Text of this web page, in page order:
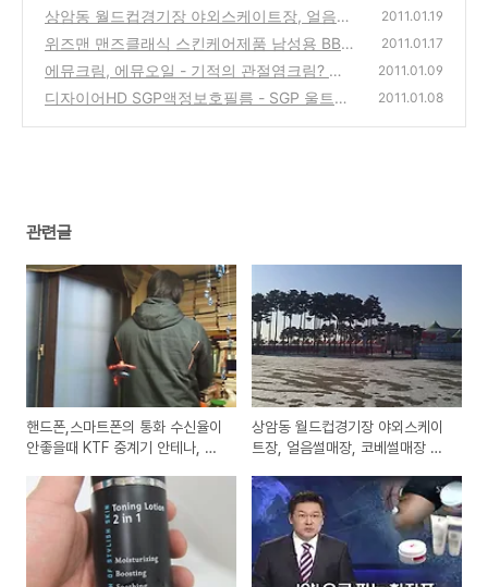
TF 중계기 안테나, 신청 설치해보는 방법
(0)
상암동 월드컵경기장 야외스케이트장, 얼음썰
매장, 코베썰매장 개장
(0)
2011.01.19
위즈맨 맨즈클래식 스킨케어제품 남성용 BB크
림, 2in1 토닝 로션 사용기
(2)
2011.01.17
에뮤크림, 에뮤오일 - 기적의 관절염크림? 효
과가 있을까?
(0)
2011.01.09
디자이어HD SGP액정보호필름 - SGP 울트라
2011.01.08
관련글
핸드폰,스마트폰의 통화 수신율이
안좋을때 KTF 중계기 안테나, 신
상암동 월드컵경기장 야외스케이
트장, 얼음썰매장, 코베썰매장 개